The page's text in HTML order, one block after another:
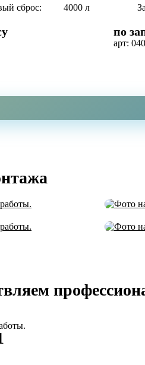
сброс:
4000 л
по
арт: